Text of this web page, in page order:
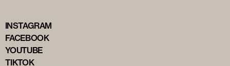
INSTAGRAM
FACEBOOK
YOUTUBE
TIKTOK